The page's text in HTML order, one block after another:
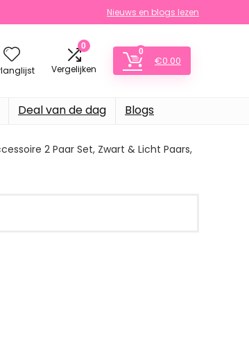
Nieuws en blogs lezen
0
Vergelijken
0
€0.00
Deal van de dag Blogs
2 Paar Set, Zwart & Licht Paars,